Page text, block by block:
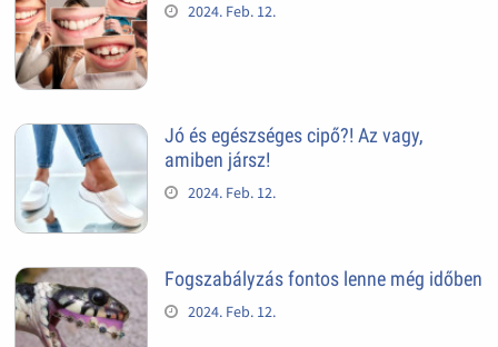
2024. Feb. 12.
Jó és egészséges cipő?! Az vagy,
amiben jársz!
2024. Feb. 12.
Fogszabályzás fontos lenne még időben
2024. Feb. 12.